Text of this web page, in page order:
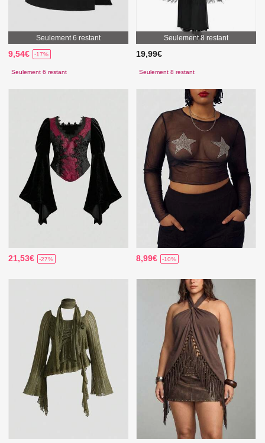
Seulement 6 restant
9,54€ -17%
Seulement 6 restant
Seulement 8 restant
19,99€
Seulement 8 restant
21,53€ -27% 8,99€ -10%